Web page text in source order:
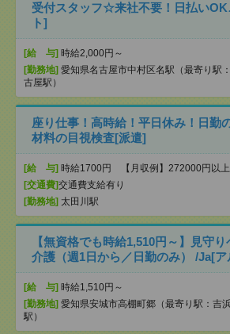
受付スタッフ☆来社不要！日払い
ト]
[給 与] 時給2,000円～
[勤務地] 愛知県名古屋市中村区名駅（最寄り駅
古屋駅）
座り仕事！高時給！平日休み！日勤
材料の目視検査[派遣]
[給 与] 時給1700円 【月収例】272000円以上
[交通費]交通費支給有り
[勤務地] 太田川駅
【無資格でも時給1,510円～】見守り
介護（週1日から／日勤のみ） /Ja[ア
[給 与] 時給1,510円～
[勤務地] 愛知県安城市高棚町郷（最寄り駅：吉
駅）